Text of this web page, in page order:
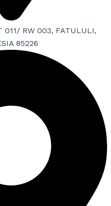
RW 003, FATULULI,
85226